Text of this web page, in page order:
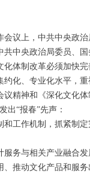
会议上，中共中央政
中央政治局委员、
体制改革必须加快
化、专业化水平，
神和《深化文化体
出“报春”先声：
作机制，抓紧制定
与相关产业融合发
推动文化产品和服务